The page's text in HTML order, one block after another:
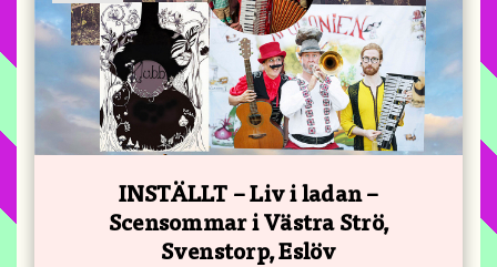
INSTÄLLT – Liv i ladan –
Scensommar i Västra Strö,
Svenstorp, Eslöv